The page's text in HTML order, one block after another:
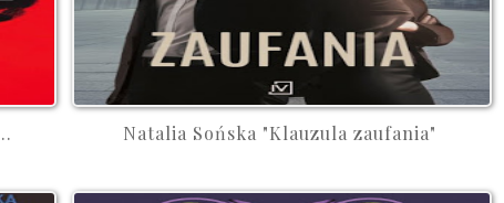
Natalia Sońska "Klauzula zaufania"